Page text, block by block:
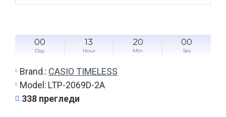
00
Day
13
Hour
20
Min
00
Sec
Brand.: CASIO TIMELESS
Model: LTP-2069D-2A
338 прегледи